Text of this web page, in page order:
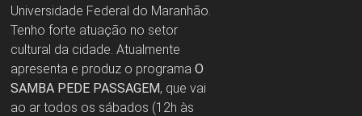
Universidade Federal do Maranhão.
Tenho forte atuação no setor
cultural da cidade. Atualmente
apresenta e produz o programa O
SAMBA PEDE PASSAGEM, que vai
ao ar todos os sábados (12h às